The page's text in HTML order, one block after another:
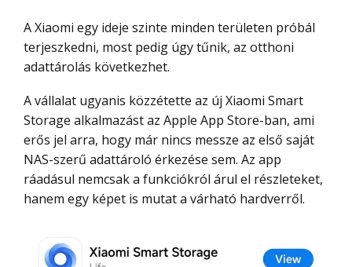
A Xiaomi egy ideje szinte minden területen próbál
terjeszkedni, most pedig úgy tűnik, az otthoni
adattárolás következhet.
A vállalat ugyanis közzétette az új Xiaomi Smart
Storage alkalmazást az Apple App Store-ban, ami
erős jel arra, hogy már nincs messze az első saját
NAS-szerű adattároló érkezése sem. Az app
ráadásul nemcsak a funkciókról árul el részleteket,
hanem egy képet is mutat a várható hardverről.